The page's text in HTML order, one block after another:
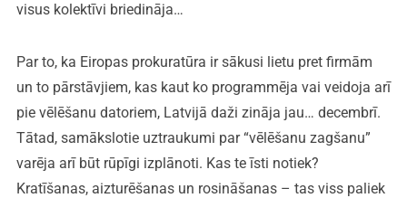
visus kolektīvi briedināja…
Par to, ka Eiropas prokuratūra ir sākusi lietu pret firmām
un to pārstāvjiem, kas kaut ko programmēja vai veidoja arī
pie vēlēšanu datoriem, Latvijā daži zināja jau… decembrī.
Tātad, samākslotie uztraukumi par “vēlēšanu zagšanu”
varēja arī būt rūpīgi izplānoti. Kas te īsti notiek?
Kratīšanas, aizturēšanas un rosināšanas – tas viss paliek